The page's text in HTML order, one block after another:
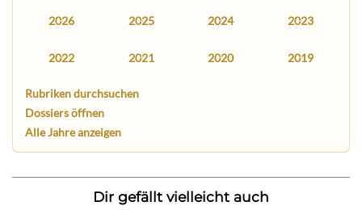
2026 2025 2024 2023
2022 2021 2020 2019
Rubriken durchsuchen
Dossiers öffnen
Alle Jahre anzeigen
Dir gefällt vielleicht auch